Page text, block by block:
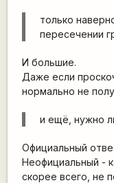
только
пересечении
И большие.
Даже если
нормально не
и ещё, нужно
Официальный
Неофициальный -
скорее всего, не